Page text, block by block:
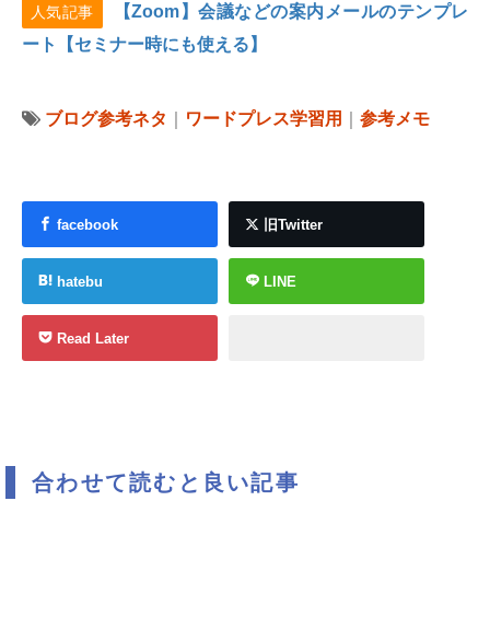
人気記事
【Zoom】会議などの案内メールのテンプレ
ート【セミナー時にも使える】
ブログ参考ネタ ワードプレス学習用 参考メモ
facebook 旧Twitter
hatebu LINE
Read Later
合わせて読むと良い記事